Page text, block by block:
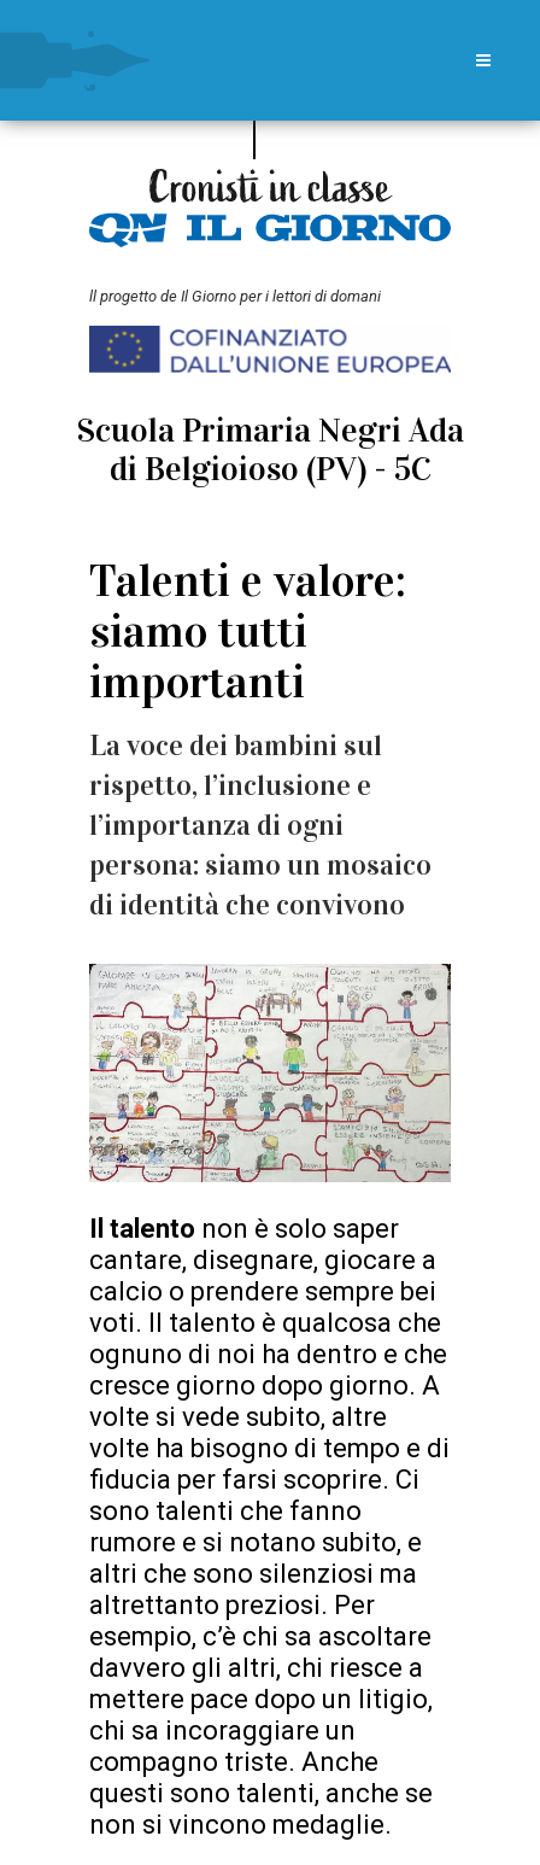
ll progetto de Il Giorno per i lettori di domani
Scuola Primaria Negri Ada
di Belgioioso (PV) - 5C
Talenti e valore:
siamo tutti
importanti
La voce dei bambini sul
rispetto, l’inclusione e
l’importanza di ogni
persona: siamo un mosaico
di identità che convivono
Il talento non è solo saper
cantare, disegnare, giocare a
calcio o prendere sempre bei
voti. Il talento è qualcosa che
ognuno di noi ha dentro e che
cresce giorno dopo giorno. A
volte si vede subito, altre
volte ha bisogno di tempo e di
fiducia per farsi scoprire. Ci
sono talenti che fanno
rumore e si notano subito, e
altri che sono silenziosi ma
altrettanto preziosi. Per
esempio, c’è chi sa ascoltare
davvero gli altri, chi riesce a
mettere pace dopo un litigio,
chi sa incoraggiare un
compagno triste. Anche
questi sono talenti, anche se
non si vincono medaglie.